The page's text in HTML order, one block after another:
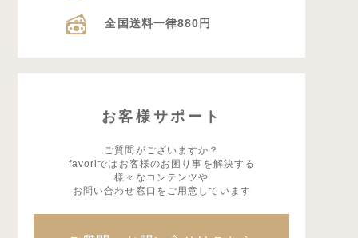
全国送料一律880円
お客様サポート
ご質問がございますか？
favoriではお客様のお困り事を解決する
様々なコンテンツや
お問い合わせ窓口をご用意しています